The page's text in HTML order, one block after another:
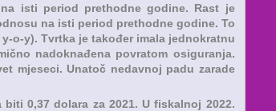
isti period prethodne godine. Rast je
na isti period prethodne godine. To
o-y). Tvrtka je također imala jednokratnu
nadoknađena povratom osiguranja.
mjeseci. Unatoč nedavnoj padu zarade
0,37 dolara za 2021. U fiskalnoj 2022.